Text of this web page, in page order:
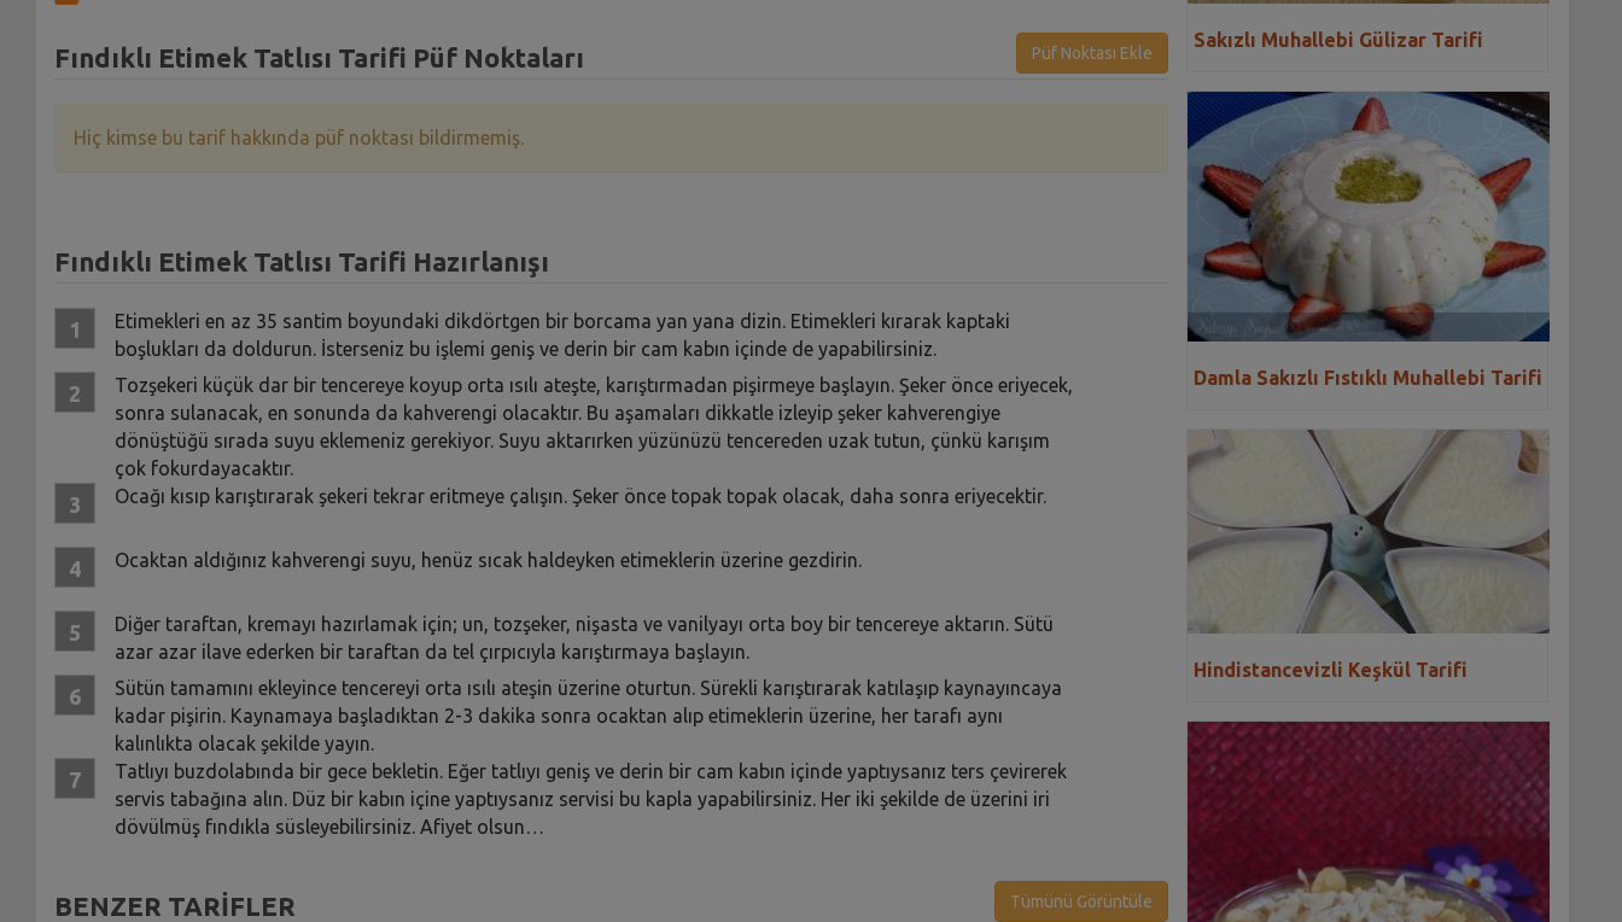
Fındıklı Etimek Tatlısı Tarifi Püf Noktaları Püf Noktası Ekle
Hiç kimse bu tarif hakkında püf noktası bildirmemiş.
Fındıklı Etimek Tatlısı Tarifi Hazırlanışı
Etimekleri en az 35 santim boyundaki dikdörtgen bir borcama yan yana dizin. Etimekleri kırarak kaptaki
boşlukları da doldurun. İsterseniz bu işlemi geniş ve derin bir cam kabın içinde de yapabilirsiniz.
Tozşekeri küçük dar bir tencereye koyup orta ısılı ateşte, karıştırmadan pişirmeye başlayın. Şeker önce eriyecek,
sonra sulanacak, en sonunda da kahverengi olacaktır. Bu aşamaları dikkatle izleyip şeker kahverengiye
dönüştüğü sırada suyu eklemeniz gerekiyor. Suyu aktarırken yüzünüzü tencereden uzak tutun, çünkü karışım
çok fokurdayacaktır.
Ocağı kısıp karıştırarak şekeri tekrar eritmeye çalışın. Şeker önce topak topak olacak, daha sonra eriyecektir.
Ocaktan aldığınız kahverengi suyu, henüz sıcak haldeyken etimeklerin üzerine gezdirin.
Diğer taraftan, kremayı hazırlamak için; un, tozşeker, nişasta ve vanilyayı orta boy bir tencereye aktarın. Sütü
azar azar ilave ederken bir taraftan da tel çırpıcıyla karıştırmaya başlayın.
Sütün tamamını ekleyince tencereyi orta ısılı ateşin üzerine oturtun. Sürekli karıştırarak katılaşıp kaynayıncaya
kadar pişirin. Kaynamaya başladıktan 2-3 dakika sonra ocaktan alıp etimeklerin üzerine, her tarafı aynı
kalınlıkta olacak şekilde yayın.
Tatlıyı buzdolabında bir gece bekletin. Eğer tatlıyı geniş ve derin bir cam kabın içinde yaptıysanız ters çevirerek
servis tabağına alın. Düz bir kabın içine yaptıysanız servisi bu kapla yapabilirsiniz. Her iki şekilde de üzerini iri
dövülmüş fındıkla süsleyebilirsiniz. Afiyet olsun…
BENZER TARİFLER Tümünü Görüntüle
Sakızlı Muhallebi Gülizar Tarifi
Damla Sakızlı Fıstıklı Muhallebi Tarifi
Hindistancevizli Keşkül Tarifi